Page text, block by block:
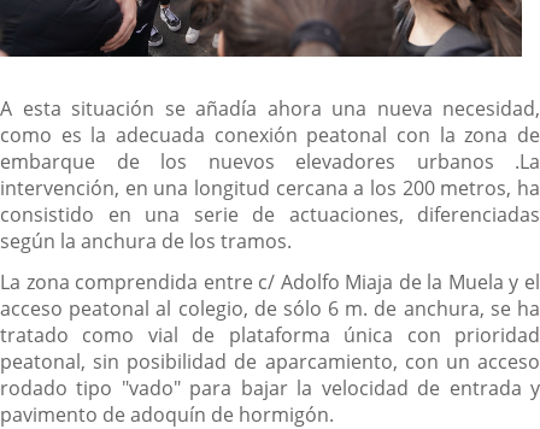
A esta situación se añadía ahora una nueva necesidad,
como es la adecuada conexión peatonal con la zona de
embarque de los nuevos elevadores urbanos .La
intervención, en una longitud cercana a los 200 metros, ha
consistido en una serie de actuaciones, diferenciadas
según la anchura de los tramos.
La zona comprendida entre c/ Adolfo Miaja de la Muela y el
acceso peatonal al colegio, de sólo 6 m. de anchura, se ha
tratado como vial de plataforma única con prioridad
peatonal, sin posibilidad de aparcamiento, con un acceso
rodado tipo "vado" para bajar la velocidad de entrada y
pavimento de adoquín de hormigón.